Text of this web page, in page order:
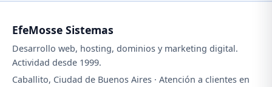
EfeMosse Sistemas
Desarrollo web, hosting, dominios y marketing digital.
Actividad desde 1999.
Caballito, Ciudad de Buenos Aires · Atención a clientes en